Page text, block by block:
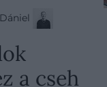
a cseh